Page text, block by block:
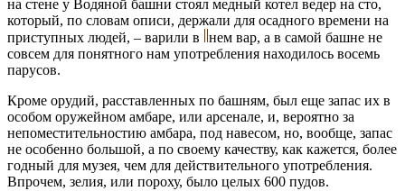
на стене у Водяной башни стоял медный котел ведер на сто,
который, по словам описи, держали для осадного времени на
приступных людей, – варили в
нем вар, а в самой башне не
совсем для понятного нам употребления находилось восемь
парусов.
Кроме орудий, расставленных по башням, был еще запас их в
особом оружейном амбаре, или арсенале, и, вероятно за
непоместительностию амбара, под навесом, но, вообще, запас
не особенно большой, а по своему качеству, как кажется, более
годный для музея, чем для действительного употребления.
Впрочем, зелия, или пороху, было целых 600 пудов.